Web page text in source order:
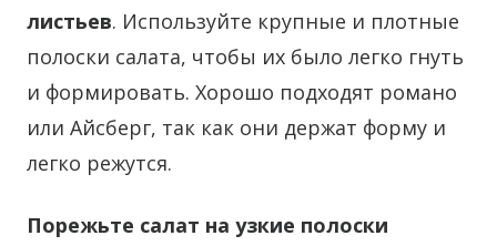
листьев. Используйте крупные и плотные
полоски салата, чтобы их было легко гнуть
и формировать. Хорошо подходят романо
или Айсберг, так как они держат форму и
легко режутся.
Порежьте салат на узкие полоски